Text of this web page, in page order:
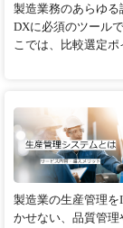
製造業務のあらゆ
DXに必須のツール
こでは、比較選定
製造業の生産管理
かせない、品質管